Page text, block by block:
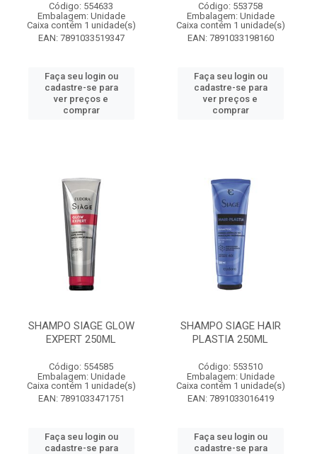
Código: 554633
Embalagem: Unidade
Caixa contém 1 unidade(s)
EAN: 7891033519347
Faça seu login ou
cadastre-se para
ver preços e
comprar
Código: 553758
Embalagem: Unidade
Caixa contém 1 unidade(s)
EAN: 7891033198160
Faça seu login ou
cadastre-se para
ver preços e
comprar
SHAMPO SIAGE GLOW
EXPERT 250ML
Código: 554585
Embalagem: Unidade
Caixa contém 1 unidade(s)
EAN: 7891033471751
Faça seu login ou
cadastre-se para
SHAMPO SIAGE HAIR
PLASTIA 250ML
Código: 553510
Embalagem: Unidade
Caixa contém 1 unidade(s)
EAN: 7891033016419
Faça seu login ou
cadastre-se para